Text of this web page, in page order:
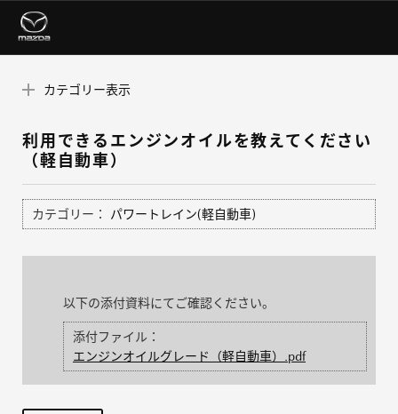
カテゴリー表示
利用できるエンジンオイルを教えてください
（軽自動車）
カテゴリー： パワートレイン(軽自動車)
以下の添付資料にてご確認ください。
添付ファイル：
エンジンオイルグレード（軽自動車）.pdf